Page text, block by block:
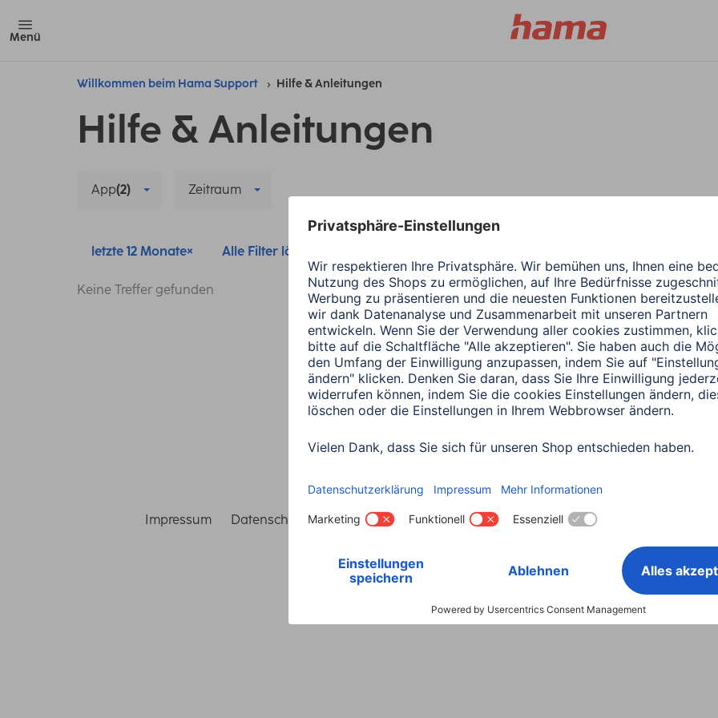
Menü
Willkommen beim Hama Support Hilfe & Anleitungen
Hilfe & Anleitungen
App(2) Zeitraum
letzte 12 Monate Alle Filter löschen
Keine Treffer gefunden
Land wählen
Impressum Datenschutz Garantiebestimmungen Konformitätserklärungen